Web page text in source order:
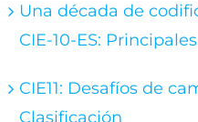
Una década de
CIE-10-ES:
CIE11: Desafíos de
Clasificación